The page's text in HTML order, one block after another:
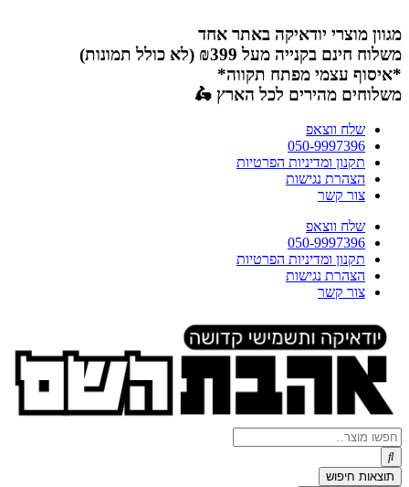
לתוכן
מגוון מוצרי יודאיקה באתר אחד
משלוח חינם בקנייה מעל ₪399 (לא כולל תמונות)
*איסוף עצמי מפתח תקווה*
משלוחים מהירים לכל הארץ 🛵
שלח ווצאפ
050-9997396
תקנון ומדיניות הפרטיות
הצהרת נגישות
צור קשר
שלח ווצאפ
050-9997396
תקנון ומדיניות הפרטיות
הצהרת נגישות
צור קשר
Search
...
תוצאות חיפוש